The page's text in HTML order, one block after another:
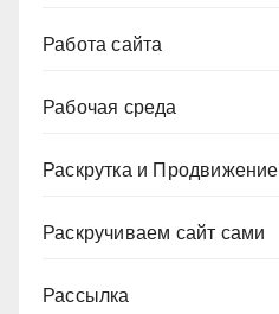
Работа сайта
Рабочая среда
Раскрутка и Продвижение
Раскручиваем сайт сами
Рассылка